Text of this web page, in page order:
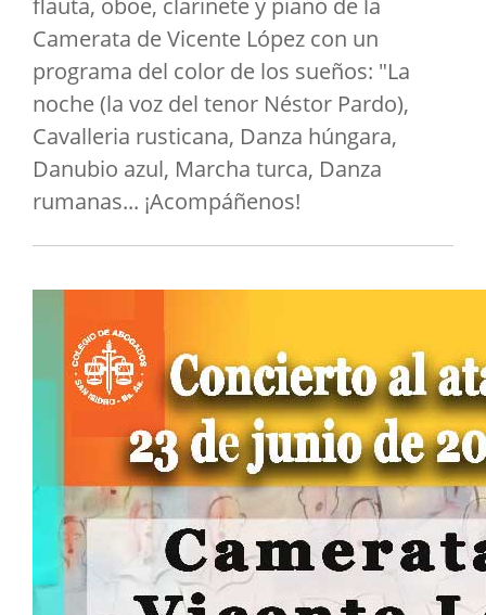
flauta, oboe, clarinete y piano de la
Camerata de Vicente López con un
programa del color de los sueños: "La
noche (la voz del tenor Néstor Pardo),
Cavalleria rusticana, Danza húngara,
Danubio azul, Marcha turca, Danza
rumanas... ¡Acompáñenos!